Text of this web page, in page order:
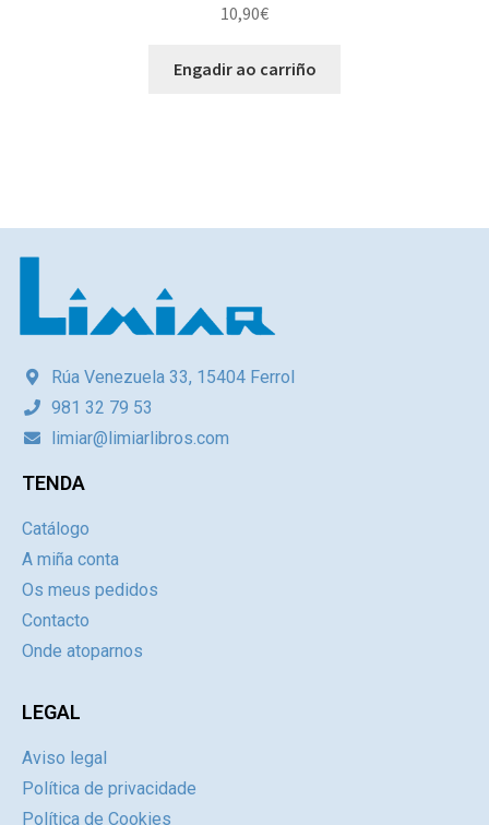
10,90€
Engadir ao carriño
Rúa Venezuela 33, 15404 Ferrol
981 32 79 53
limiar@limiarlibros.com
TENDA
Catálogo
A miña conta
Os meus pedidos
Contacto
Onde atoparnos
LEGAL
Aviso legal
Política de privacidade
Política de Cookies